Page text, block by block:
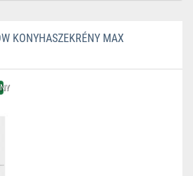
KONYHASZEKRÉNY MAX